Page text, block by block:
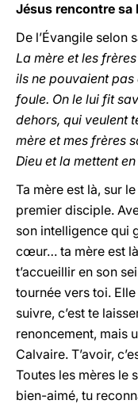
Jésus rencontre sa
De l’Évangile selon
La mère et les
ils ne pouvaient pas
foule. On le lui fit
dehors, qui veulent
mère et mes frères
Dieu et la mettent
Ta mère est là, sur
premier disciple.
son intelligence qui
cœur… ta mère est
t’accueillir en son
tournée vers toi.
suivre, c’est te
renoncement, mais
Calvaire. T’avoir,
Toutes les mères le
bien-aimé, tu